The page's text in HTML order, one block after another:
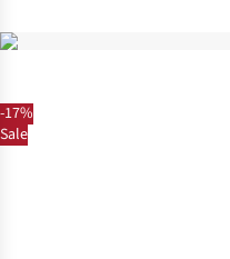
-17%
Sale